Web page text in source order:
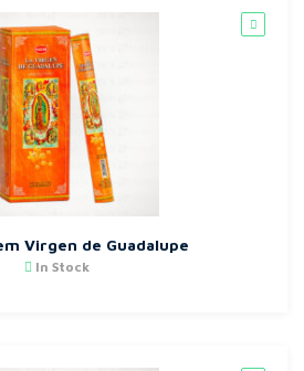
Virgen de Guadalupe
In Stock